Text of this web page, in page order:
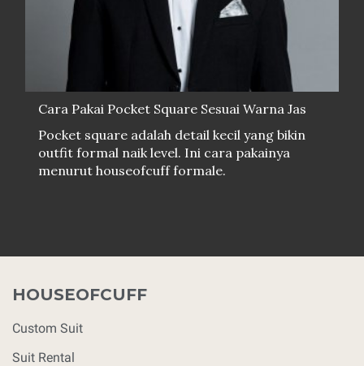
Cara Pakai Pocket Square Sesuai Warna Jas
Pocket square adalah detail kecil yang bikin
outfit formal naik level. Ini cara pakainya
menurut houseofcuff formale.
HOUSEOFCUFF
Custom Suit
Suit Rental